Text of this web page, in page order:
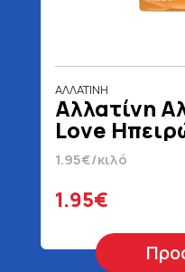
ΑΛΛΑΤΙΝΗ
Αλλατίνη
Love
Ζυμώματα 1
1.95€/κιλό
1.95€